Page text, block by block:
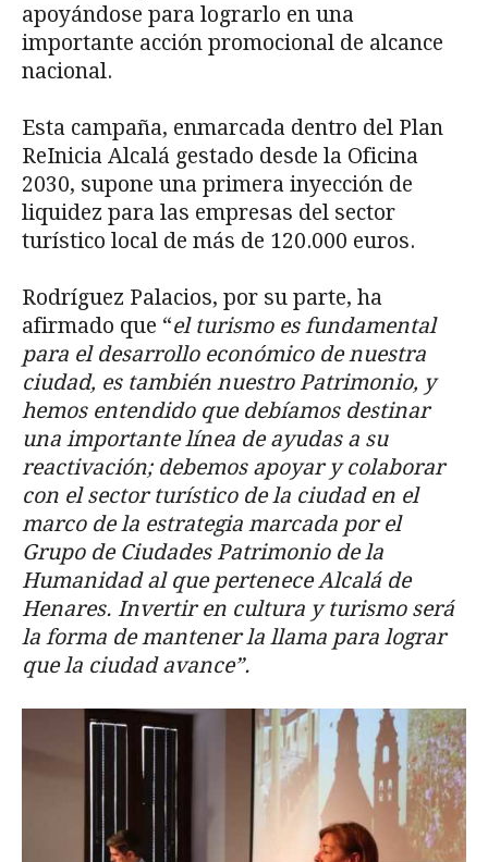
apoyándose para lograrlo en una
importante acción promocional de alcance
nacional.
Esta campaña, enmarcada dentro del Plan
ReInicia Alcalá gestado desde la Oficina
2030, supone una primera inyección de
liquidez para las empresas del sector
turístico local de más de 120.000 euros.
Rodríguez Palacios, por su parte, ha
afirmado que “el turismo es fundamental
para el desarrollo económico de nuestra
ciudad, es también nuestro Patrimonio, y
hemos entendido que debíamos destinar
una importante línea de ayudas a su
reactivación; debemos apoyar y colaborar
con el sector turístico de la ciudad en el
marco de la estrategia marcada por el
Grupo de Ciudades Patrimonio de la
Humanidad al que pertenece Alcalá de
Henares. Invertir en cultura y turismo será
la forma de mantener la llama para lograr
que la ciudad avance”.